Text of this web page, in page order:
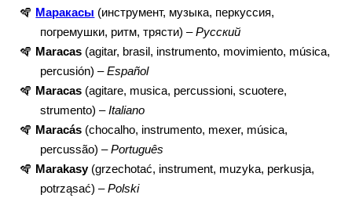
🪇 Маракасы (инструмент, музыка, перкуссия,
погремушки, ритм, трясти) –Русский
🪇 Maracas (agitar, brasil, instrumento, movimiento, música,
percusión) –Español
🪇 Maracas (agitare, musica, percussioni, scuotere,
strumento) –Italiano
🪇 Maracás (chocalho, instrumento, mexer, música,
percussão) –Português
🪇 Marakasy(grzechotać, instrument, muzyka, perkusja,
potrząsać) –Polski